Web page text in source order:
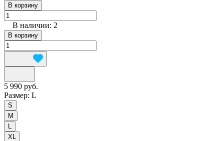
В корзину
В наличии: 2
В корзину
5 990 руб.
Размер: L
S
M
XL